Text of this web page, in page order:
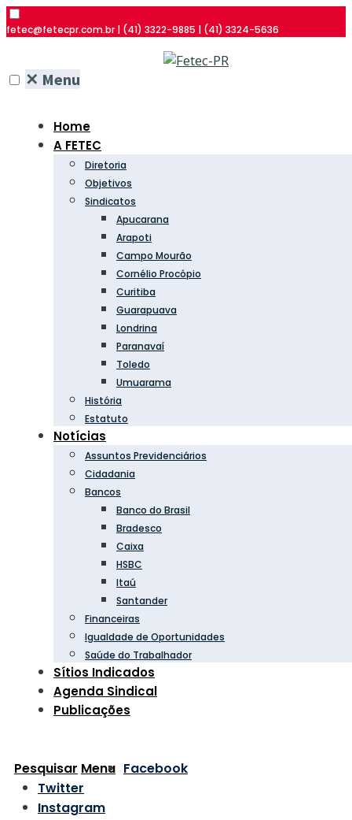
fetec@fetecpr.com.br | (41) 3322-9885 | (41) 3324-5636
✕ Menu
Home
A FETEC
Diretoria
Objetivos
Sindicatos
Apucarana
Arapoti
Campo Mourão
Cornélio Procópio
Curitiba
Guarapuava
Londrina
Paranavaí
Toledo
Umuarama
História
Estatuto
Notícias
Assuntos Previdenciários
Cidadania
Bancos
Banco do Brasil
Bradesco
Caixa
HSBC
Itaú
Santander
Financeiras
Igualdade de Oportunidades
Saúde do Trabalhador
Sítios Indicados
Agenda Sindical
Publicações
Pesquisar Menu Facebook
Twitter
Instagram